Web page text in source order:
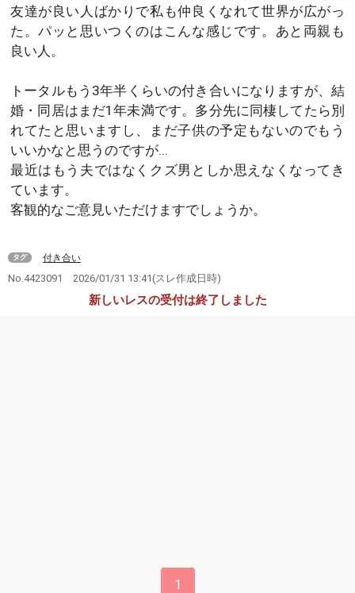
友達が良い人ばかりで私も仲良くなれて世界が広がっ
た。パッと思いつくのはこんな感じです。あと両親も
良い人。
トータルもう3年半くらいの付き合いになりますが、結
婚・同居はまだ1年未満です。多分先に同棲してたら別
れてたと思いますし、まだ子供の予定もないのでもう
いいかなと思うのですが...
最近はもう夫ではなくクズ男としか思えなくなってき
ています。
客観的なご意見いただけますでしょうか。
タグ 付き合い
No.4423091 2026/01/31 13:41 (スレ作成日時)
新しいレスの受付は終了しました
1